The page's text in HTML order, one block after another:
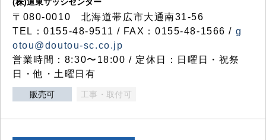
〒080-0010 北海道帯広市大通南31-56
TEL：0155-48-9511 / FAX：0155-48-1566 / g
otou@doutou-sc.co.jp
営業時間：8:30〜18:00 / 定休日：日曜日・祝祭
日・他・土曜日有
販売可 工事・取付可